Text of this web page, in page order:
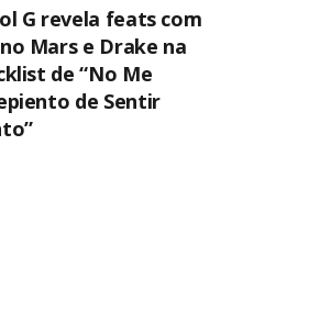
G revela feats com
Mars e Drake na
de “No Me
de Sentir